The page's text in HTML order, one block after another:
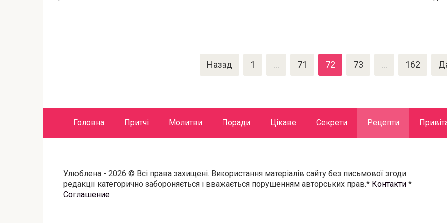
Назад 1 … 71 72 73 … 162
Головна Притчі Молитви Поради Цікаве Секрети Рецепти
Улюблена - 2026 © Всі права захищені. Використання матеріалів сайту без письмової згоди
редакції категорично забороняється і вважається порушенням авторських прав.* Контакти *
Соглашение